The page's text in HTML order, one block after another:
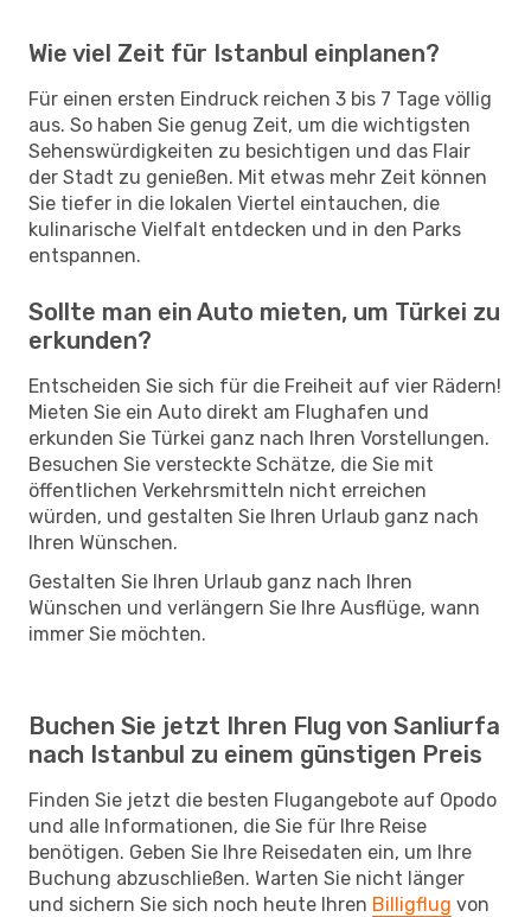
Wie viel Zeit für Istanbul einplanen?
Für einen ersten Eindruck reichen 3 bis 7 Tage völlig
aus. So haben Sie genug Zeit, um die wichtigsten
Sehenswürdigkeiten zu besichtigen und das Flair
der Stadt zu genießen. Mit etwas mehr Zeit können
Sie tiefer in die lokalen Viertel eintauchen, die
kulinarische Vielfalt entdecken und in den Parks
entspannen.
Sollte man ein Auto mieten, um Türkei zu
erkunden?
Entscheiden Sie sich für die Freiheit auf vier Rädern!
Mieten Sie ein Auto direkt am Flughafen und
erkunden Sie Türkei ganz nach Ihren Vorstellungen.
Besuchen Sie versteckte Schätze, die Sie mit
öffentlichen Verkehrsmitteln nicht erreichen
würden, und gestalten Sie Ihren Urlaub ganz nach
Ihren Wünschen.
Gestalten Sie Ihren Urlaub ganz nach Ihren
Wünschen und verlängern Sie Ihre Ausflüge, wann
immer Sie möchten.
Buchen Sie jetzt Ihren Flug von Sanliurfa
nach Istanbul zu einem günstigen Preis
Finden Sie jetzt die besten Flugangebote auf Opodo
und alle Informationen, die Sie für Ihre Reise
benötigen. Geben Sie Ihre Reisedaten ein, um Ihre
Buchung abzuschließen. Warten Sie nicht länger
und sichern Sie sich noch heute Ihren Billigflug von